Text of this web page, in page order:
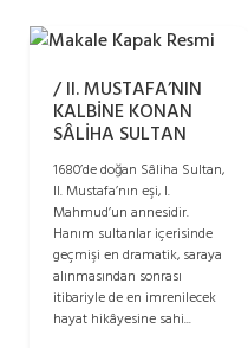
/ II. MUSTAFA’NIN
KALBİNE KONAN
SÂLİHA SULTAN
1680’de doğan Sâliha Sultan,
II. Mustafa’nın eşi, I.
Mahmud’un annesidir.
Hanım sultanlar içerisinde
geçmişi en dramatik, saraya
alınmasından sonrası
itibariyle de en imrenilecek
hayat hikâyesine sahi...